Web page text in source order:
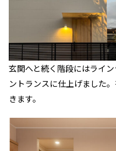
玄関へと続く階段にはライ
ントランスに仕上げました
きます。